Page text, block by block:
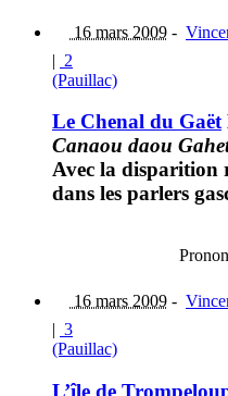
16 mars 2009 -
| 2
(Pauillac)
Le Chenal du Gaët
Canaou daou
Avec la disparition
dans les parlers
16 mars 2009 -
| 3
(Pauillac)
L’île de